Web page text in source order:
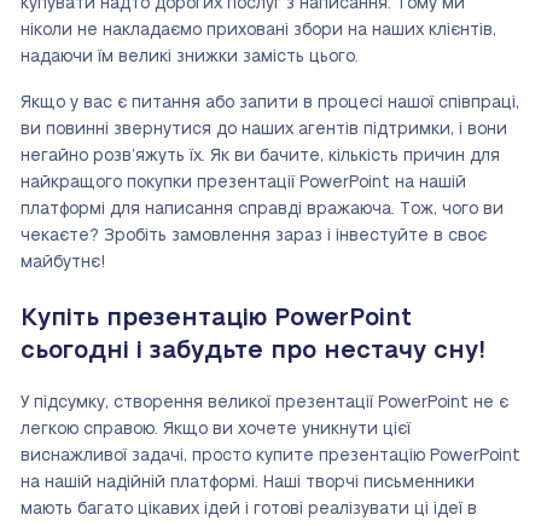
купувати надто дорогих послуг з написання. Тому ми
ніколи не накладаємо приховані збори на наших клієнтів,
надаючи їм великі знижки замість цього.
Якщо у вас є питання або запити в процесі нашої співпраці,
ви повинні звернутися до наших агентів підтримки, і вони
негайно розв’яжуть їх. Як ви бачите, кількість причин для
найкращого покупки презентації PowerPoint на нашій
платформі для написання справді вражаюча. Тож, чого ви
чекаєте? Зробіть замовлення зараз і інвестуйте в своє
майбутнє!
Купіть презентацію PowerPoint
сьогодні і забудьте про нестачу сну!
У підсумку, створення великої презентації PowerPoint не є
легкою справою. Якщо ви хочете уникнути цієї
виснажливої задачі, просто купите презентацію PowerPoint
на нашій надійній платформі. Наші творчі письменники
мають багато цікавих ідей і готові реалізувати ці ідеї в